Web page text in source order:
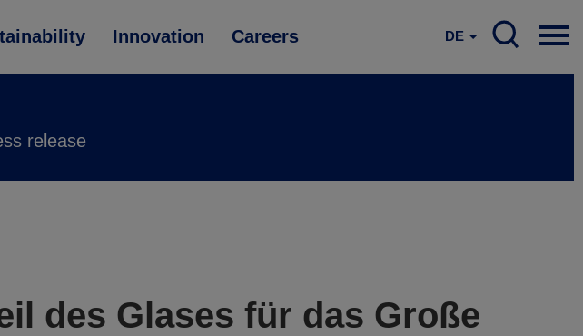
Innovation Careers DE
release
des Glases für das Große